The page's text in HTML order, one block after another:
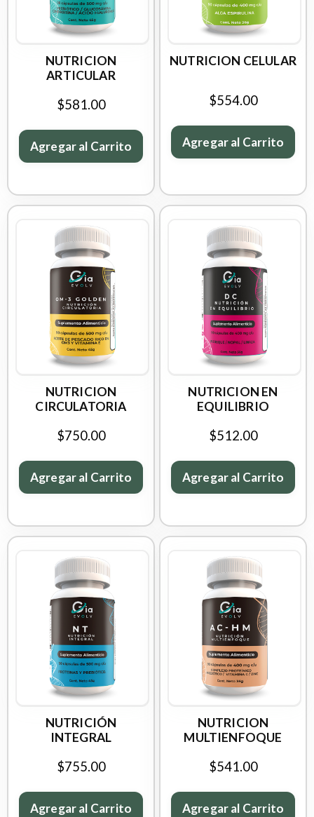
NUTRICION
ARTICULAR
$581.00
Agregar al Carrito
NUTRICION CELULAR
$554.00
Agregar al Carrito
NUTRICION
CIRCULATORIA
$750.00
Agregar al Carrito
NUTRICION EN
EQUILIBRIO
$512.00
Agregar al Carrito
NUTRICIÓN
INTEGRAL
$755.00
Agregar al Carrito
NUTRICION
MULTIENFOQUE
$541.00
Agregar al Carrito